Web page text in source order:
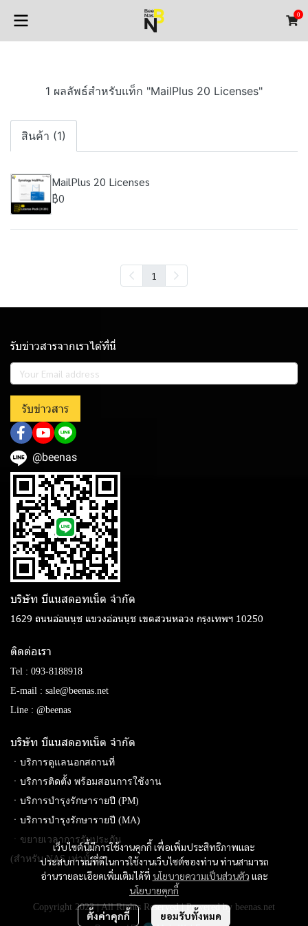
0
1 ผลลัพธ์สำหรับแท็ก "MailPlus 20 Licenses"
สินค้า (1)
MailPlus 20 Licenses
฿0
1
เว็บไซต์นี้มีการใช้งานคุกกี้ เพื่อเพิ่มประสิทธิภาพและ
ประสบการณ์ที่ดีในการใช้งานเว็บไซต์ของท่าน ท่านสามารถ
อ่านรายละเอียดเพิ่มเติมได้ที่ นโยบายความเป็นส่วนตัว และ
นโยบายคุกกี้
ตั้งค่าคุกกี้ ยอมรับทั้งหมด
รับข่าวสารจากเราได้ที่นี่
รับข่าวสาร
@beenas
บริษัท บีแนสดอทเน็ต จํากัด
1629 ถนนอ่อนนุช แขวงอ่อนนุช เขตสวนหลวง กรุงเทพฯ 10250
ติดต่อเรา
Tel : 093-8188918
E-mail : sale@beenas.net
Line : @beenas
บริษัท บีแนสดอทเน็ต จํากัด
ㆍบริการดูแลนอกสถานที่
ㆍบริการติดตั้ง พร้อมสอนการใช้งาน
ㆍบริการบำรุงรักษารายปี (PM)
ㆍบริการบำรุงรักษารายปี (MA)
ㆍขยายเวลาการรับประกัน
(สำหรับ NAS เท่านั้น)
Copyright 2023 | All Rights Reserved | Powered by beenas.net